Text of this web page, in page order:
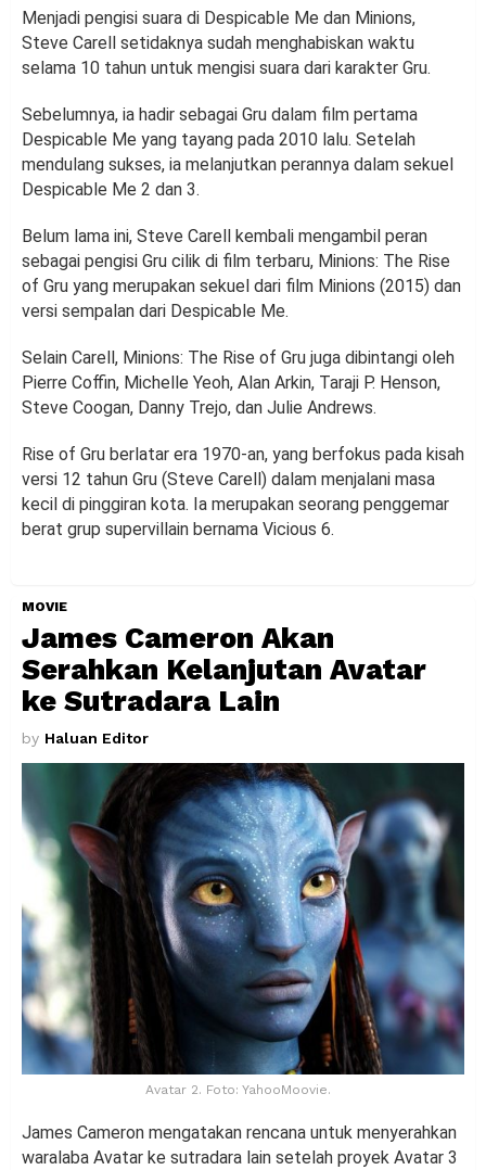
Menjadi pengisi suara di Despicable Me dan Minions,
Steve Carell setidaknya sudah menghabiskan waktu
selama 10 tahun untuk mengisi suara dari karakter Gru.
Sebelumnya, ia hadir sebagai Gru dalam film pertama
Despicable Me yang tayang pada 2010 lalu. Setelah
mendulang sukses, ia melanjutkan perannya dalam sekuel
Despicable Me 2 dan 3.
Belum lama ini, Steve Carell kembali mengambil peran
sebagai pengisi Gru cilik di film terbaru, Minions: The Rise
of Gru yang merupakan sekuel dari film Minions (2015) dan
versi sempalan dari Despicable Me.
Selain Carell, Minions: The Rise of Gru juga dibintangi oleh
Pierre Coffin, Michelle Yeoh, Alan Arkin, Taraji P. Henson,
Steve Coogan, Danny Trejo, dan Julie Andrews.
Rise of Gru berlatar era 1970-an, yang berfokus pada kisah
versi 12 tahun Gru (Steve Carell) dalam menjalani masa
kecil di pinggiran kota. Ia merupakan seorang penggemar
berat grup supervillain bernama Vicious 6.
MOVIE
James Cameron Akan
Serahkan Kelanjutan Avatar
ke Sutradara Lain
by Haluan Editor
Avatar 2. Foto: YahooMoovie.
James Cameron mengatakan rencana untuk menyerahkan
waralaba Avatar ke sutradara lain setelah proyek Avatar 3